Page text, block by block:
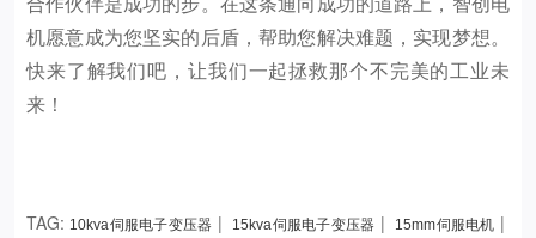
机愿意成为您坚实的后盾，帮助您解决难题，实现梦想。
快来了解我们吧，让我们一起拯救那个不完美的工业未
来！
TAG: 10kva伺服电子变压器 | 15kva伺服电子变压器 | 15mm伺服电机 |